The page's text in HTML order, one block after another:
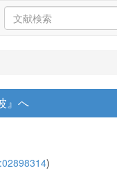
』へ
)